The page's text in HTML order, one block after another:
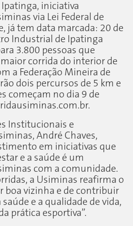
Ipatinga, iniciativa
via Lei Federal de
já tem data marcada: 20 de
Industrial de Ipatinga
3.800 pessoas que
corrida do interior de
a Federação Mineira de
dois percursos de 5 km e
começam no dia 9 de
Institucionais e
André Chaves,
em iniciativas que
e a saúde é um
com a comunidade.
a Usiminas reafirma o
boa vizinha e de contribuir
e a qualidade de vida,
prática esportiva”.